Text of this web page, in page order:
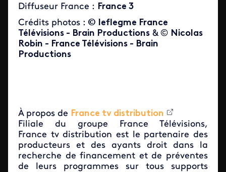
Diffuseur France : France 3
Crédits photos : © leflegme France
Télévisions - Brain Productions & © Nicolas
Robin - France Télévisions - Brain
Productions
À propos de France tv distribution
Filiale du groupe France Télévisions,
France tv distribution est le partenaire des
producteurs et des ayants droit dans la
recherche de financement et de préventes
de leurs programmes sur tous supports